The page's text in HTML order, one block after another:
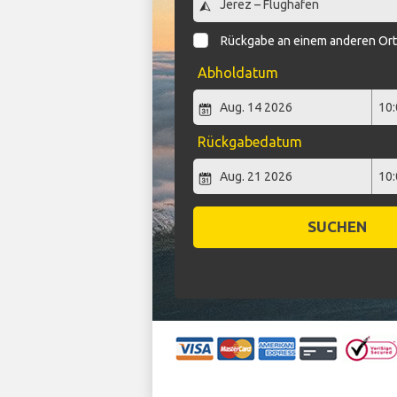
Rückgabe an einem anderen Ort
Abholdatum
Rückgabedatum
SUCHEN